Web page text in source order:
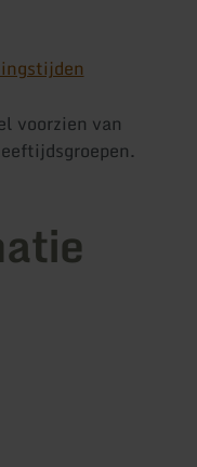
voorzien van